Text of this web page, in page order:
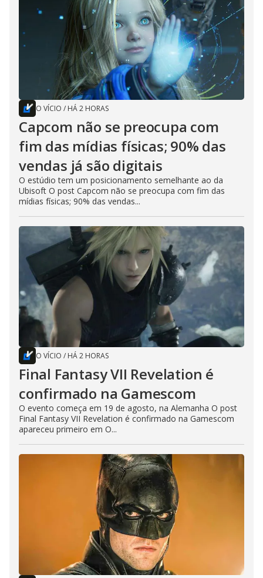
O VÍCIO / HÁ 2 HORAS
Capcom não se preocupa com
fim das mídias físicas; 90% das
vendas já são digitais
O estúdio tem um posicionamento semelhante ao da
Ubisoft O post Capcom não se preocupa com fim das
mídias físicas; 90% das vendas...
O VÍCIO / HÁ 2 HORAS
Final Fantasy VII Revelation é
confirmado na Gamescom
O evento começa em 19 de agosto, na Alemanha O post
Final Fantasy VII Revelation é confirmado na Gamescom
apareceu primeiro em O...